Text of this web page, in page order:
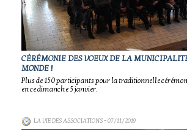
CÉRÉMONIE DES VOEUX DE LA
MONDE !
Plus de 150 participants pour la traditionnelle
en ce dimanche 5 janvier.
LA VIE DES ASSOCIATIONS- 07/11/2019